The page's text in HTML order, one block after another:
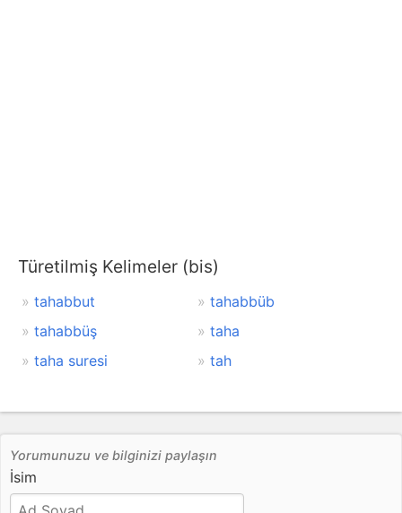
Türetilmiş Kelimeler (bis)
tahabbut
tahabbüb
tahabbüş
taha
taha suresi
tah
Yorumunuzu ve bilginizi paylaşın
İsim